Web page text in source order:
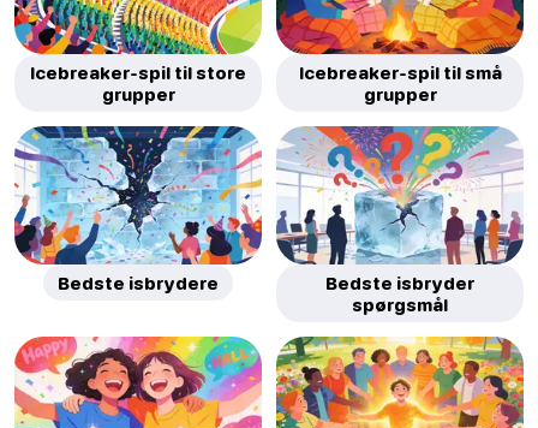
Icebreaker-spil til store
grupper
Icebreaker-spil til små
grupper
Bedste isbrydere
Bedste isbryder
spørgsmål